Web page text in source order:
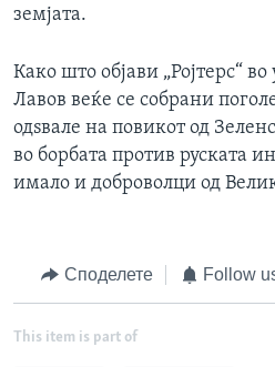
земјата.
Како што објави „Ројтерс“
Лавов веќе се собрани
одѕвале на повикот од
во борбата против руската
имало и доброволци од
Споделете Follow
This item is part of